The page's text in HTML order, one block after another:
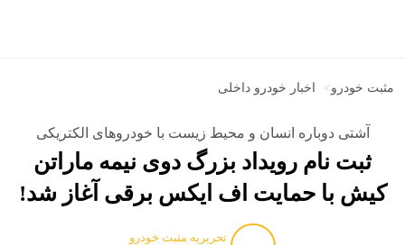
مثبت خودرو> اخبار خودرو داخلی
آشتی دوباره انسان و محیط زیست با خودروهای الکتریکی
ثبت نام رویداد بزرگ دوی نیمه ماراتن
کیش با حمایت اف ایکس برقی آغاز شد!
تحریریه مثبت خودرو